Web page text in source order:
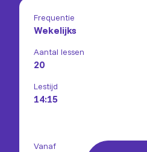
Frequentie
Wekelijks
Aantal lessen
20
Lestijd
14:15
Vanaf